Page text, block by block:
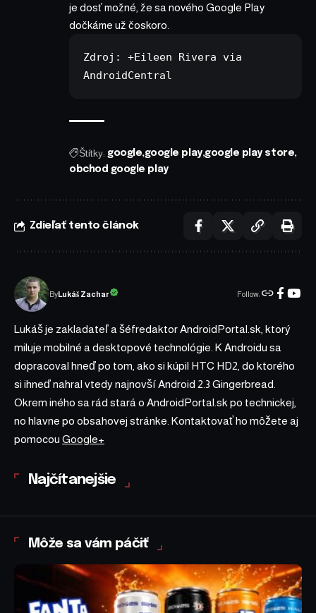
je dosť možné, že sa nového Google Play
dočkáme už čoskoro.
Zdroj: +Eileen Rivera
AndroidCentral
Štítky: google google play google play store
obchod google play
Zdieľať tento článok
ByLukáš Zachar Follow:
Lukáš je zakladateľ a šéfredaktor AndroidPortal.sk, ktorý
miluje mobilné a desktopové technológie. K Androidu sa
dopracoval hneď po tom, ako si kúpil HTC HD2, do ktorého
si ihneď nahral vtedy najnovší Android 2.3 Gingerbread.
Okrem iného sa rád stará o AndroidPortal.sk po technickej,
no hlavne po obsahovej stránke. Kontaktovať ho môžete aj
pomocou Google+
Najčítanejšie
Môže sa vám páčiť